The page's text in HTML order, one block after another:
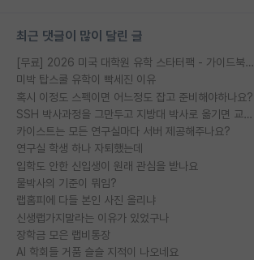
최근 댓글이 많이 달린 글
[무료] 2026 미국 대학원 유학 스타터팩 - 가이드북 & 합격자 컨택메일 템플릿
미박 탑스쿨 유학이 빡세진 이유
혹시 이정도 스펙이면 어느정도 잡고 준비해야하나요?
SSH 박사과정을 그만두고 지방대 박사로 옮기면 교수의 꿈은 끝일까요?
카이스트는 모든 연구실마다 서버 제공해주나요?
연구실 학생 하나 자퇴했는데
입학도 안한 신입생이 원래 관심을 받나요
물박사의 기준이 뭐임?
랩홈피에 다들 본인 사진 올리냐
신생랩가지말라는 이유가 있었구나
장학금 모은 랩비통장
AI 학회들 거품 슬슬 지적이 나오네요